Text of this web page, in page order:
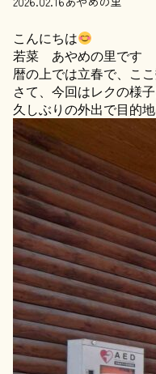
こんにちは
若菜 あやめの里です
暦の上では立春で、こ
さて、今回はレクの様
久しぶりの外出で目的